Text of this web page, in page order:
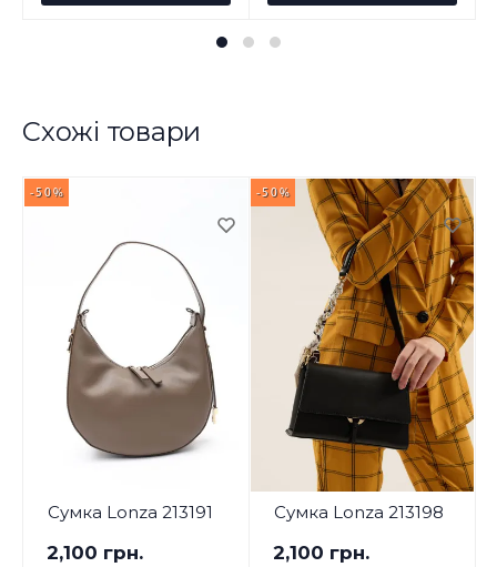
Схожі товари
-50%
Сумка Lonza 213191
2,100 грн.
-50%
Сумка Lonza 213198
2,100 грн.